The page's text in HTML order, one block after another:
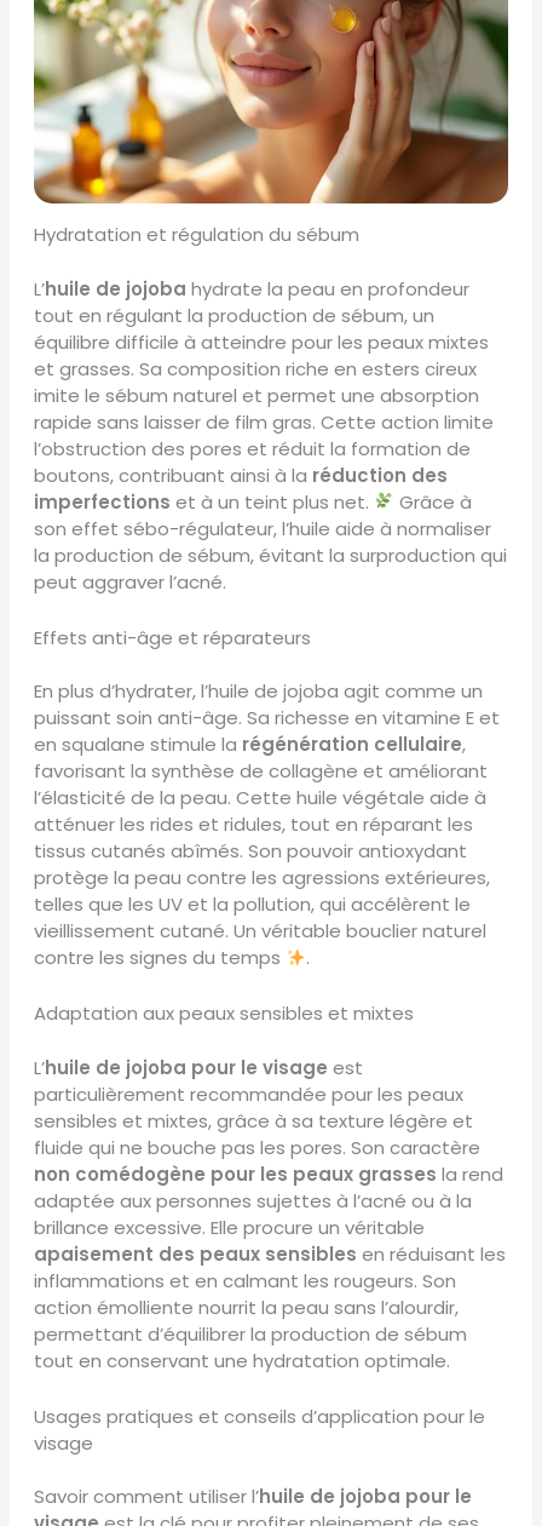
Hydratation et régulation du sébum
L’huile de jojoba hydrate la peau en profondeur
tout en régulant la production de sébum, un
équilibre difficile à atteindre pour les peaux mixtes
et grasses. Sa composition riche en esters cireux
imite le sébum naturel et permet une absorption
rapide sans laisser de film gras. Cette action limite
l’obstruction des pores et réduit la formation de
boutons, contribuant ainsi à la réduction des
imperfections et à un teint plus net.
Grâce à
son effet sébo-régulateur, l’huile aide à normaliser
la production de sébum, évitant la surproduction qui
peut aggraver l’acné.
Effets anti-âge et réparateurs
En plus d’hydrater, l’huile de jojoba agit comme un
puissant soin anti-âge. Sa richesse en vitamine E et
en squalane stimule la régénération cellulaire,
favorisant la synthèse de collagène et améliorant
l’élasticité de la peau. Cette huile végétale aide à
atténuer les rides et ridules, tout en réparant les
tissus cutanés abîmés. Son pouvoir antioxydant
protège la peau contre les agressions extérieures,
telles que les UV et la pollution, qui accélèrent le
vieillissement cutané. Un véritable bouclier naturel
contre les signes du temps
.
Adaptation aux peaux sensibles et mixtes
L’huile de jojoba pour le visage est
particulièrement recommandée pour les peaux
sensibles et mixtes, grâce à sa texture légère et
fluide qui ne bouche pas les pores. Son caractère
non comédogène pour les peaux grasses la rend
adaptée aux personnes sujettes à l’acné ou à la
brillance excessive. Elle procure un véritable
apaisement des peaux sensibles en réduisant les
inflammations et en calmant les rougeurs. Son
action émolliente nourrit la peau sans l’alourdir,
permettant d’équilibrer la production de sébum
tout en conservant une hydratation optimale.
Usages pratiques et conseils d’application pour le
visage
Savoir comment utiliser l’huile de jojoba pour le